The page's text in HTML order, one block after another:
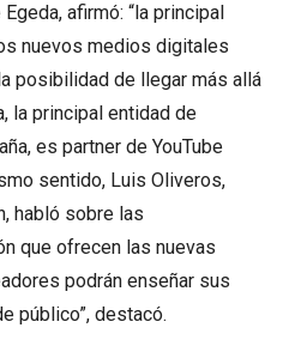
afirmó: “la principal
nuevos medios digitales
posibilidad de llegar más allá
la principal entidad de
es partner de YouTube
sentido, Luis Oliveros,
habló sobre las
que ofrecen las nuevas
podrán enseñar sus
público”, destacó.